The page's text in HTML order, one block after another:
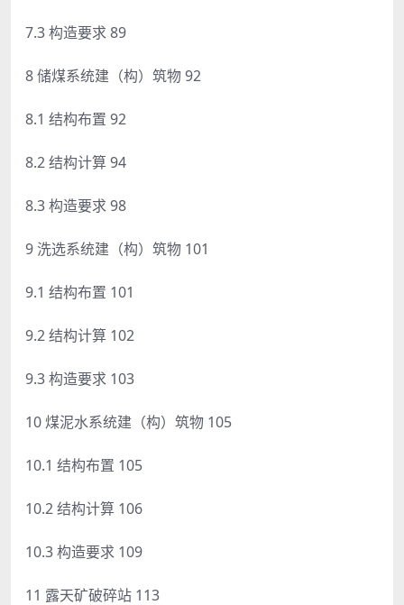
7.3 构造要求 89
8 储煤系统建（构）筑物 92
8.1 结构布置 92
8.2 结构计算 94
8.3 构造要求 98
9 洗选系统建（构）筑物 101
9.1 结构布置 101
9.2 结构计算 102
9.3 构造要求 103
10 煤泥水系统建（构）筑物 105
10.1 结构布置 105
10.2 结构计算 106
10.3 构造要求 109
11 露天矿破碎站 113